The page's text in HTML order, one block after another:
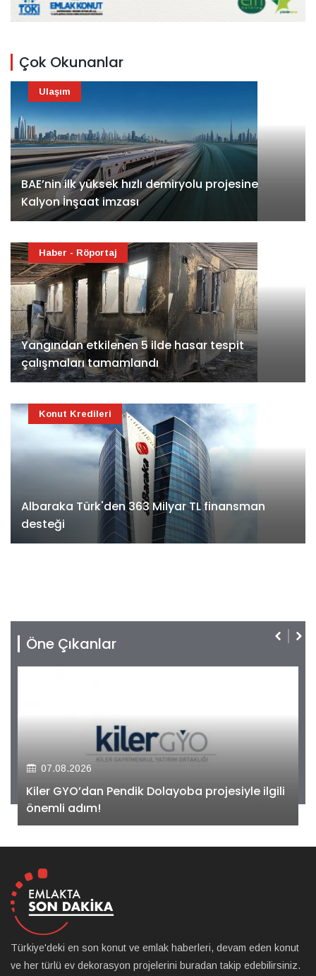
Çok Okunanlar
BAE’nin ilk yüksek hızlı demiryolu projesine
Kalyon İnşaat imzası
Ulaşım
Yangından etkilenen 5 ilde hasar tespit
çalışmaları tamamlandı
Haber - Röportaj
Albaraka Türk'den 363 Milyar TL finansman
desteği
Konut Kredileri
Öne Çıkanlar
07.08.2026
Kiler GYO’dan Pendik Dolayoba projesiyle ilgili
önemli adım!
Türkiye'deki en son konut ve emlak haberleri, devam eden konut
ve her türlü ev dekorasyon projelerini buradan takip edebilirsiniz.